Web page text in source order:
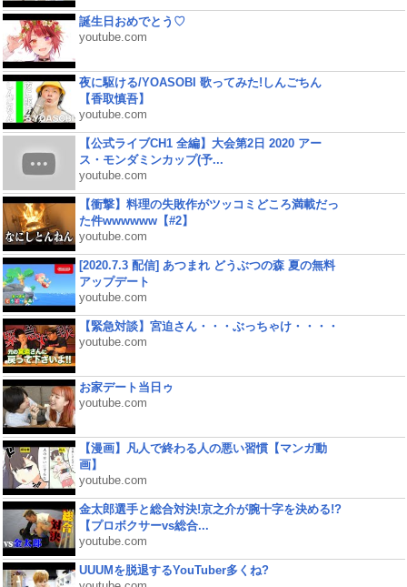
誕生日おめでとう♡
youtube.com
夜に駆ける/YOASOBI 歌ってみた!しんごちん
【香取慎吾】
youtube.com
【公式ライブCH1 全編】大会第2日 2020 アー
ス・モンダミンカップ(予...
youtube.com
【衝撃】料理の失敗作がツッコミどころ満載だっ
た件wwwwww【#2】
youtube.com
[2020.7.3 配信] あつまれ どうぶつの森 夏の無料
アップデート
youtube.com
【緊急対談】宮迫さん・・・ぶっちゃけ・・・・
youtube.com
お家デート当日ゥ
youtube.com
【漫画】凡人で終わる人の悪い習慣【マンガ動
画】
youtube.com
金太郎選手と総合対決!京之介が腕十字を決める!?
【プロボクサーvs総合...
youtube.com
UUUMを脱退するYouTuber多くね?